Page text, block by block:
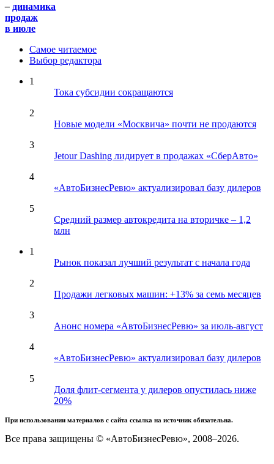
– динамика
продаж
в июле
Самое читаемое
Выбор редактора
1
Тока субсидии сокращаются
2
Новые модели «Москвича» почти не продаются
3
Jetour Dashing лидирует в продажах «СберАвто»
4
«АвтоБизнесРевю» актуализировал базу дилеров
5
Средний размер автокредита на вторичке – 1,2
млн
1
Рынок показал лучший результат с начала года
2
Продажи легковых машин: +13% за семь месяцев
3
Анонс номера «АвтоБизнесРевю» за июль-август
4
«АвтоБизнесРевю» актуализировал базу дилеров
5
Доля флит-сегмента у дилеров опустилась ниже
20%
При использовании материалов с сайта ссылка на источник обязательна.
Все права защищены © «АвтоБизнесРевю», 2008–2026.